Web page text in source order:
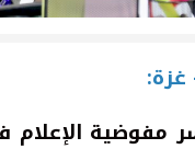
غزة:
مفوضية